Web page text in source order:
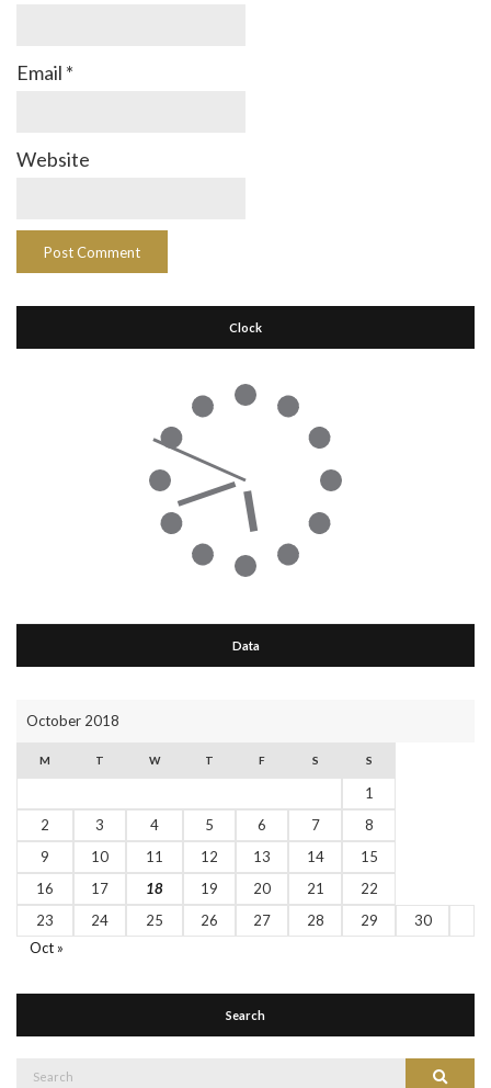
Email *
Website
Clock
Data
October 2018
M T W T F S S
1
2
3 4 5 6 7
8
9
10 11 12 13 14
15
16
17 18 19 20 21
22
23
24 25 26 27 28 29
30
Oct »
Search